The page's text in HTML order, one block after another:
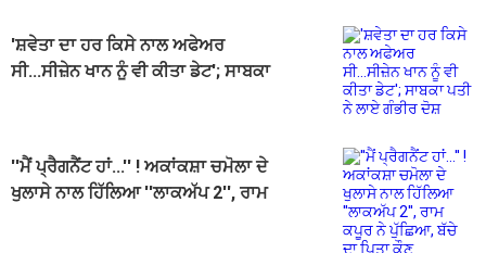
'ਸ਼ਵੇਤਾ ਦਾ ਹਰ ਕਿਸੇ ਨਾਲ ਅਫੇਅਰ
ਸੀ...ਸੀਜ਼ੇਨ ਖਾਨ ਨੂੰ ਵੀ ਕੀਤਾ ਡੇਟ'; ਸਾਬਕਾ
''ਮੈਂ ਪ੍ਰੈਗਨੈਂਟ ਹਾਂ...'' ! ਅਕਾਂਕਸ਼ਾ ਚਮੋਲਾ ਦੇ
ਖੁਲਾਸੇ ਨਾਲ ਹਿੱਲਿਆ ''ਲਾਕਅੱਪ 2'', ਰਾਮ